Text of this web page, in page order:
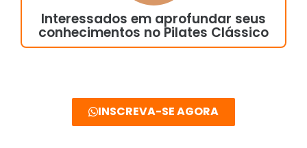
Interessados em aprofundar seus
conhecimentos no Pilates Clássico
INSCREVA-SE AGORA